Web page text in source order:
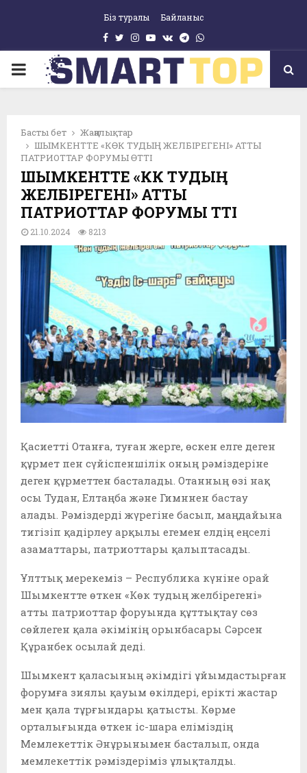
Біз туралы Байланыс
Facebook
Twitter
Instagram
Youtube
Vk Telegram
Whatsapp
PRIMARY
Басты бет
Жаңалықтар
ШЫМКЕНТТЕ «КӨК ТУДЫҢ ЖЕЛБІРЕГЕНІ» АТТЫ
ПАТРИОТТАР ФОРУМЫ ӨТТІ
ШЫМКЕНТТЕ «КӨК ТУДЫҢ
ЖЕЛБІРЕГЕНІ» АТТЫ
ПАТРИОТТАР ФОРУМЫ ӨТТІ
21.10.2024 8213
Қасиетті Отанға, туған жерге, өскен елге деген
құрмет пен сүйіспеншілік оның рәміздеріне
деген құрметтен басталады. Отанның өзі нақ
осы Тудан, Елтаңба және Гимннен бастау
алады. Рәміздерді жүрегіне басып, маңдайына
тигізіп қадірлеу арқылы егемен елдің еңселі
азаматтары, патриоттары қалыптасады.
Ұлттық мерекеміз – Республика күніне орай
Шымкентте өткен «Көк тудың желбірегені»
атты патриоттар форуында құттықтау сөз
сөйлеген қала әкімінің орынбасары Сәрсен
Құранбек осылай деді.
Шымкент қаласының әкімдігі ұйымдастырған
форумға зиялы қауым өкілдері, ерікті жастар
мен қала тұрғындары қатысты. Көрме
орталығында өткен іс-шара еліміздің
Мемлекеттік Әнұрынымен басталып, онда
мемлекеттік рәміздеріміз ұлықталды.